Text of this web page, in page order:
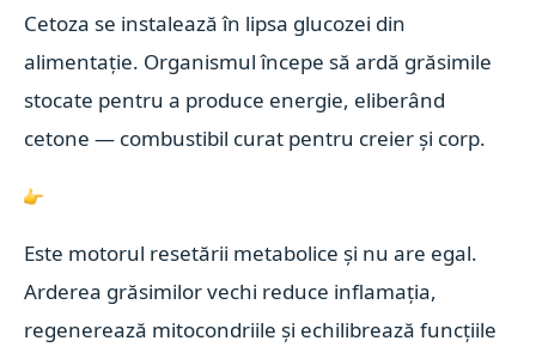
Cetoza se instalează în lipsa glucozei din
alimentație. Organismul începe să ardă grăsimile
stocate pentru a produce energie, eliberând
cetone — combustibil curat pentru creier și corp.
Este motorul resetării metabolice și nu are egal.
Arderea grăsimilor vechi reduce inflamația,
regenerează mitocondriile și echilibrează funcțiile